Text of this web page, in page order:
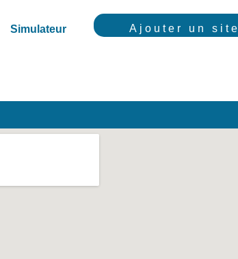
Simulateur Ajouter un site